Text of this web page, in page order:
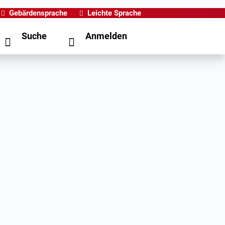
Gebärdensprache Leichte Sprache
Suche Anmelden